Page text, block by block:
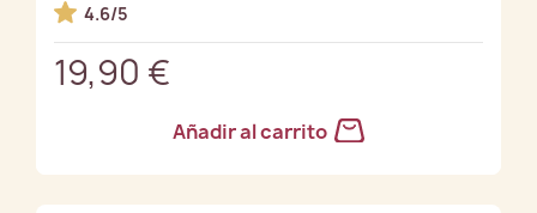
4.6/5
19,90 €
Añadir al carrito